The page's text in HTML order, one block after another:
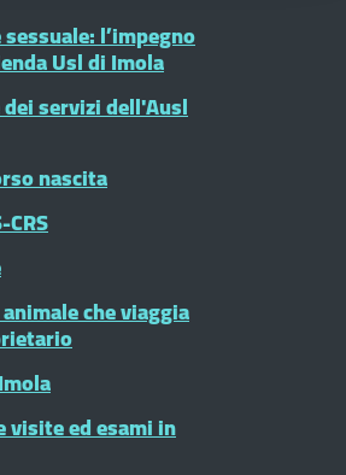
l’impegno
Usl di Imola
servizi dell'Ausl
nascita
che viaggia
visite ed esami in